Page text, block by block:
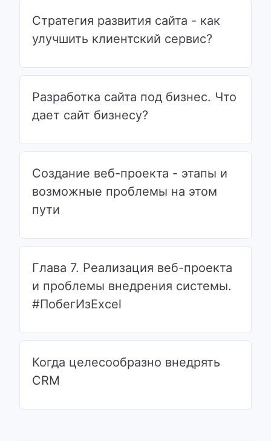
Стратегия развития сайта - как
улучшить клиентский сервис?
Разработка сайта под бизнес. Что
дает сайт бизнесу?
Создание веб-проекта - этапы и
возможные проблемы на этом
пути
Глава 7. Реализация веб-проекта
и проблемы внедрения системы.
#ПобегИзExcel
Когда целесообразно внедрять
CRM